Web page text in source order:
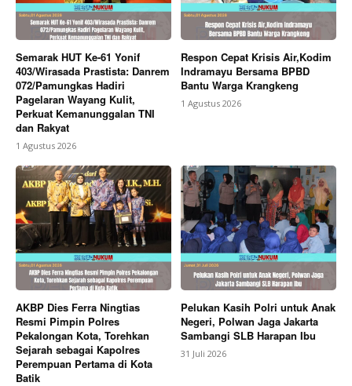
Semarak HUT Ke-61 Yonif
403/Wirasada Prastista: Danrem
072/Pamungkas Hadiri
Pagelaran Wayang Kulit,
Perkuat Kemanunggalan TNI
dan Rakyat
1 Agustus 2026
Respon Cepat Krisis Air,Kodim
Indramayu Bersama BPBD
Bantu Warga Krangkeng
1 Agustus 2026
AKBP Dies Ferra Ningtias
Resmi Pimpin Polres
Pekalongan Kota, Torehkan
Sejarah sebagai Kapolres
Perempuan Pertama di Kota
Batik
Pelukan Kasih Polri untuk Anak
Negeri, Polwan Jaga Jakarta
Sambangi SLB Harapan Ibu
31 Juli 2026